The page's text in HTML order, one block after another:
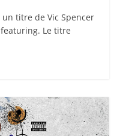
un titre de Vic Spencer
featuring. Le titre